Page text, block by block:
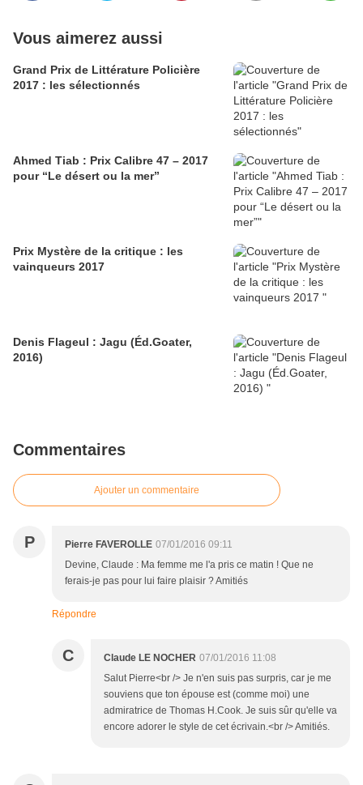
Vous aimerez aussi
Grand Prix de Littérature Policière
2017 : les sélectionnés
Ahmed Tiab : Prix Calibre 47 – 2017
pour “Le désert ou la mer”
Prix Mystère de la critique : les
vainqueurs 2017
Denis Flageul : Jagu (Éd.Goater,
2016)
Commentaires
Ajouter un commentaire
P Pierre FAVEROLLE 07/01/2016 09:11
Devine, Claude : Ma femme me l'a pris ce matin ! Que ne
ferais-je pas pour lui faire plaisir ? Amitiés
Répondre
C Claude LE NOCHER 07/01/2016 11:08
Salut Pierre<br /> Je n'en suis pas surpris, car je me
souviens que ton épouse est (comme moi) une
admiratrice de Thomas H.Cook. Je suis sûr qu'elle va
encore adorer le style de cet écrivain.<br /> Amitiés.